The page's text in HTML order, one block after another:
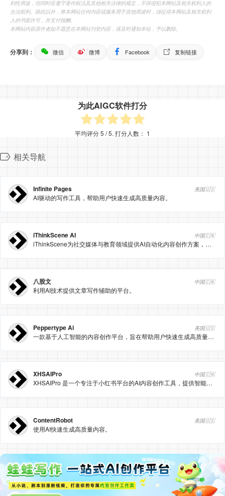
利性用途，但同时应遵守著作权法及其他相关法律的规定，不得侵犯本网站及相关权利人的
合法权利。除此以外，将本网站任何内容或服务用于其他用途时，须征得本网站及相关权利
人的书面许可，并支付报酬。
本网站内容原作者如不愿意在本网站刊登内容，请及时通知本站，予以删除。
分享到： 微信 微博 Facebook 复制链接
为此AIGC软件打分
平均评分5 / 5. 打分人数： 1
相关导航
Infinite Pages 美国🇺🇸
AI驱动的写作工具，帮助用户快速生成高质量内容。
iThinkScene AI 中国🇨🇳
iThinkScene为社交媒体与教育领域提供AI自动化内容创作方案，提升效率与质量。
八股文 中国🇨🇳
利用AI技术提供文章写作辅助的平台。
Peppertype Ai 美国🇺🇸
一款基于人工智能的内容创作平台，旨在帮助用户快速生成高质量的文本内容
XHSAIPro 中国🇨🇳
XHSAIPro 是一个专注于小红书平台的AI内容创作工具，提供智能生成、优化和检测种草笔记的功能，帮助创作者提升内容质量和曝光率，同时确保内容合规。
ContentRobot 美国🇺🇸
使用AI快速生成高质量内容。